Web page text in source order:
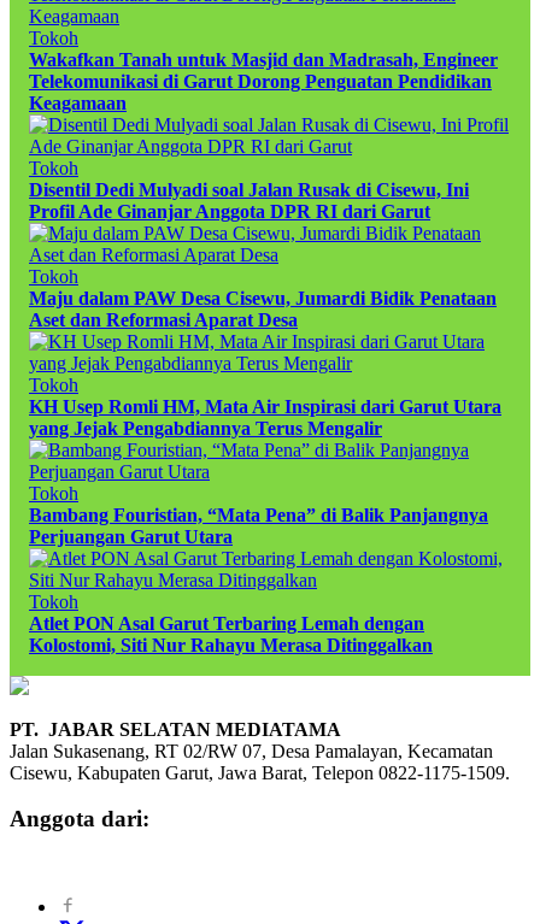
Tokoh
Wakafkan Tanah untuk Masjid dan Madrasah, Engineer
Telekomunikasi di Garut Dorong Penguatan Pendidikan
Keagamaan
Tokoh
Disentil Dedi Mulyadi soal Jalan Rusak di Cisewu, Ini
Profil Ade Ginanjar Anggota DPR RI dari Garut
Tokoh
Maju dalam PAW Desa Cisewu, Jumardi Bidik Penataan
Aset dan Reformasi Aparat Desa
Tokoh
KH Usep Romli HM, Mata Air Inspirasi dari Garut Utara
yang Jejak Pengabdiannya Terus Mengalir
Tokoh
Bambang Fouristian, “Mata Pena” di Balik Panjangnya
Perjuangan Garut Utara
Tokoh
Atlet PON Asal Garut Terbaring Lemah dengan
Kolostomi, Siti Nur Rahayu Merasa Ditinggalkan
PT. JABAR SELATAN MEDIATAMA
Jalan Sukasenang, RT 02/RW 07, Desa Pamalayan, Kecamatan
Cisewu, Kabupaten Garut, Jawa Barat, Telepon 0822-1175-1509.
Anggota dari: